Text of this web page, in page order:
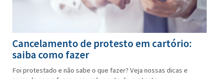
Cancelamento de protesto em cartório:
saiba como fazer
Foi protestado e não sabe o que fazer? Veja nossas dicas e